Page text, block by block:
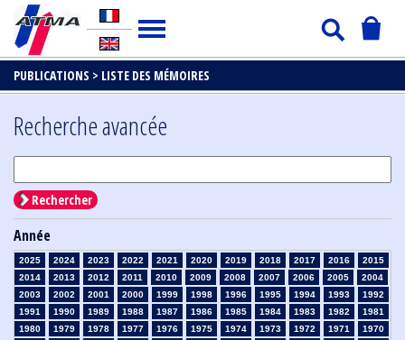
PUBLICATIONS > LISTE DES MÉMOIRES
Recherche avancée
Rechercher
Année
2025 2024 2023 2022 2021 2020 2019 2018 2017 2016
2015
2014
2013 2012 2011 2010 2009 2008 2007 2006 2005
2004
2003
2002 2001 2000 1999 1998 1996 1995 1994 1993
1992
1991
1990 1989 1988 1987 1986 1985 1984 1983 1982
1981
1980
1979 1978 1977 1976 1975 1974 1973 1972 1971
1970